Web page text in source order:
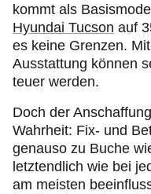
kommt als
Hyundai Tucson auf
es keine Grenzen.
Ausstattung können
teuer werden.
Doch der
Wahrheit: Fix- und
genauso zu Buche
letztendlich wie bei
am meisten